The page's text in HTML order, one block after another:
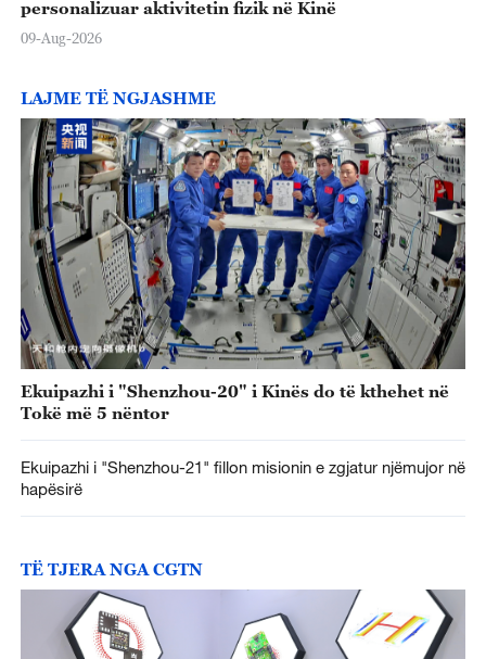
personalizuar aktivitetin fizik në Kinë
09-Aug-2026
LAJME TË NGJASHME
Ekuipazhi i "Shenzhou-20" i Kinës do të kthehet në
Tokë më 5 nëntor
Ekuipazhi i "Shenzhou-21" fillon misionin e zgjatur njëmujor në
hapësirë
TË TJERA NGA CGTN